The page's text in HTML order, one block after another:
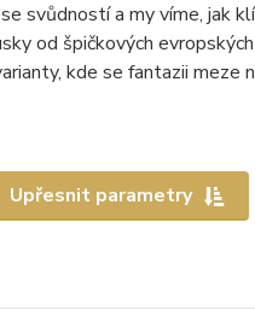
svůdností a my víme, jak
od špičkových
kde se fantazii
Upřesnit parametry